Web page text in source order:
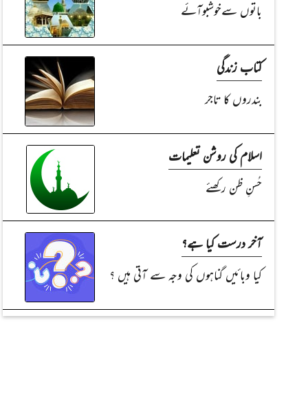
باتوں سےخوشبوآئے
کتاب زندگی
بندروں کا تاجر
اسلام کی روشن تعلیمات
حُسنِ ظن رکھئے
آخر درست کیا ہے؟
کیا وبائیں گناہوں کی وجہ سے آتی ہیں ؟